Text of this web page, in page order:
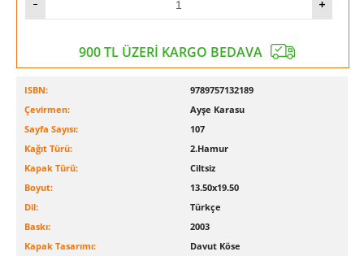
900 TL ÜZERİ KARGO BEDAVA
ISBN:
9789757132189
Çevirmen:
Ayşe Karasu
Sayfa Sayısı:
107
Kağıt Türü:
2.Hamur
Kapak Türü:
Ciltsiz
Boyut:
13.50x19.50
Dil:
Türkçe
Baskı:
2003
Kapak Tasarımı:
Davut Köse